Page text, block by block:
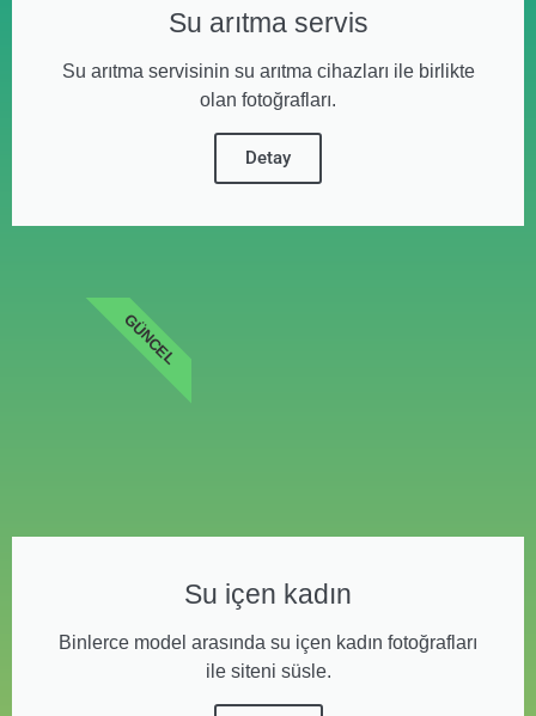
Su arıtma servis
Su arıtma servisinin su arıtma cihazları ile birlikte
olan fotoğrafları.
Detay
Su içen kadın
Binlerce model arasında su içen kadın fotoğrafları
ile siteni süsle.
GÜNCEL